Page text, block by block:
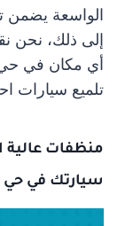
الواسعة يضمن
إلى ذلك، نحن
أي مكان في حي
تلميع سيارات
منظفات عالية
سيارتك في حي